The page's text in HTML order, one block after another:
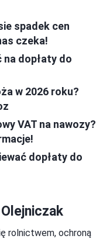
spadek cen
czeka!
dopłaty do
w 2026 roku?
VAT na nawozy?
dopłaty do
rolnictwem, ochroną